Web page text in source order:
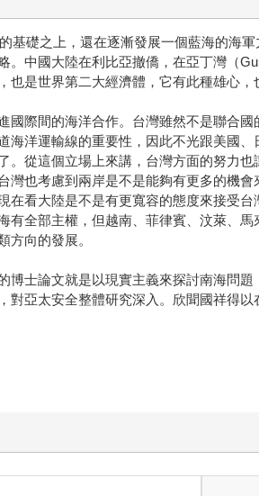
基礎之上，還在逐漸發展一個藍海的海
中國大陸在利比亞撤僑，在亞丁灣（
是世界第二大經濟體，它有此種雄心，
國際間的海洋合作。台灣雖然不是聯合
海洋運輸線的重要性，因此不光跟美國
從這個立場上來講，台灣方面的努力也
灣也考慮到兩岸是不是能夠有更多的機
在看大陸是不是有更寬容的態度來接受
有全部主權，但越南、菲律賓、汶萊、
方向的發展。
博士論文就是以現實主義來探討南海問
對亞太安全整體研究深入。欣聞國祥得